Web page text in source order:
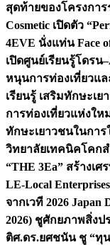
สุดท้ายของโครงกา
Cosmetic เปิดตัว
4EVE นั่งแท่น Face
เปิดศูนย์เรียนรู้โดร
หนุนการท่องเที่ยวแ
เรียนรู้ เสริมทักษะเ
การท่องเที่ยวแห่งให
ทักษะเยาวชนในการ
วิทยาลัยเทคนิคโคก
“THE 3Ea” สร้างเ
LE-Local Enterprises
จากเวที 2026 Japan
2026) ชูศักยภาพสิ่ง
ติศ.ดร.ยศชนัน ชู “ทุ